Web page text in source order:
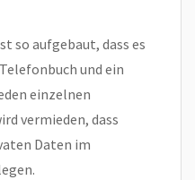
so aufgebaut, dass es
und ein
einzelnen
vermieden, dass
Daten im